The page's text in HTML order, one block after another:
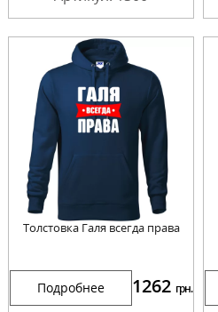
Толстовка Галя всегда права
Подробнее 1262 грн.